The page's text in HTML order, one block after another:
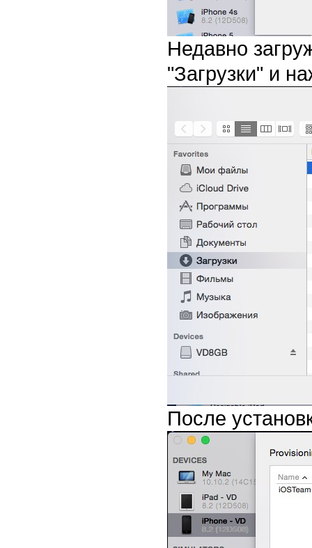
Недавно
"Загрузки" и
После